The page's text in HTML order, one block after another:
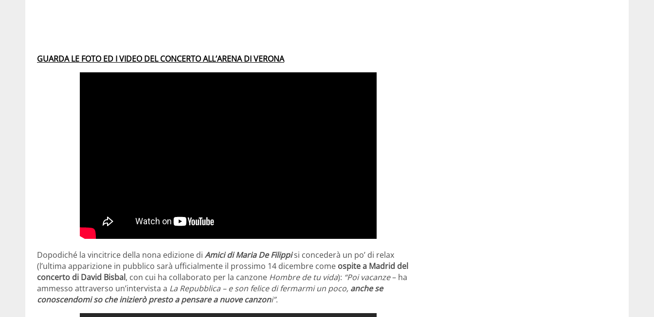
GUARDA LE FOTO ED I VIDEO DEL CONCERTO ALL’ARENA DI VERONA
Dopodiché la vincitrice della nona edizione di Amici di Maria De Filippisi concederà un po’ di relax
(l’ultima apparizione in pubblico sarà ufficialmente il prossimo 14 dicembre come ospite a Madrid del
concerto di David Bisbal, con cui ha collaborato per la canzone Hombre de tu vida): “Poi vacanze– ha
ammesso attraverso un’intervista a La Repubblica – e son felice di fermarmi un poco, anche se
conoscendomi so che inizierò presto a pensare a nuove canzoni”.